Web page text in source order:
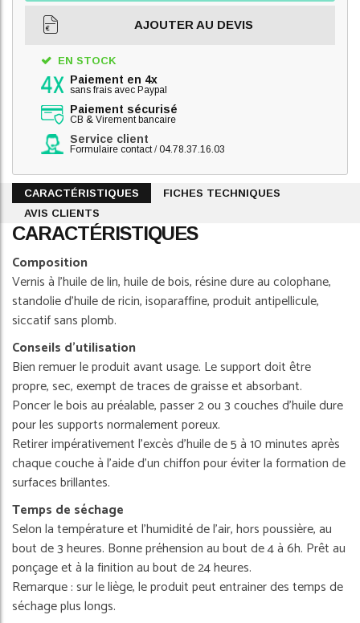
AJOUTER AU DEVIS
EN STOCK
Paiement en 4x
sans frais avec Paypal
Paiement sécurisé
CB & Virement bancaire
Service client
Formulaire contact/04.78.37.16.03
CARACTÉRISTIQUES
FICHES TECHNIQUES
AVIS CLIENTS
CARACTÉRISTIQUES
Composition
Vernis à l'huile de lin, huile de bois, résine dure au colophane,
standolie d'huile de ricin, isoparaffine, produit antipellicule,
siccatif sans plomb.
Conseils d'utilisation
Bien remuer le produit avant usage. Le support doit être
propre, sec, exempt de traces de graisse et absorbant.
Poncer le bois au préalable, passer 2 ou 3 couches d'huile dure
pour les supports normalement poreux.
Retirer impérativement l'excès d'huile de 5 à 10 minutes après
chaque couche à l'aide d'un chiffon pour éviter la formation de
surfaces brillantes.
Temps de séchage
Selon la température et l'humidité de l'air, hors poussière, au
bout de 3 heures. Bonne préhension au bout de 4 à 6h. Prêt au
ponçage et à la finition au bout de 24 heures.
Remarque : sur le liège, le produit peut entrainer des temps de
séchage plus longs.